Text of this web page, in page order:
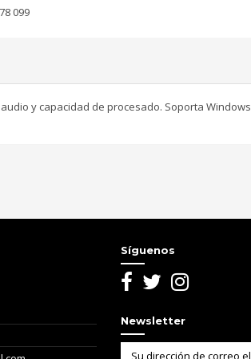
099
y capacidad de procesado. Soporta Windows
Síguenos
Newsletter